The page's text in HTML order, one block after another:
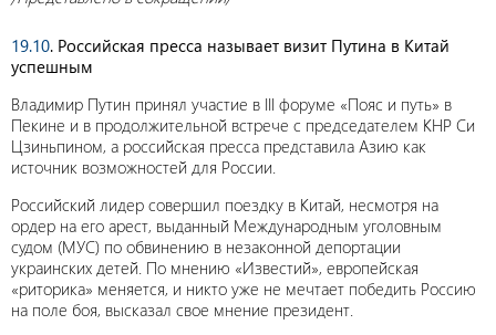
19.10. Российская пресса называет визит Путина в Китай
успешным
Владимир Путин принял участие в III форуме «Пояс и путь» в
Пекине и в продолжительной встрече с председателем КНР Си
Цзиньпином, а российская пресса представила Азию как
источник возможностей для России.
Российский лидер совершил поездку в Китай, несмотря на
ордер на его арест, выданный Международным уголовным
судом (МУС) по обвинению в незаконной депортации
украинских детей. По мнению «Известий», европейская
«риторика» меняется, и никто уже не мечтает победить Россию
на поле боя, высказал свое мнение президент.